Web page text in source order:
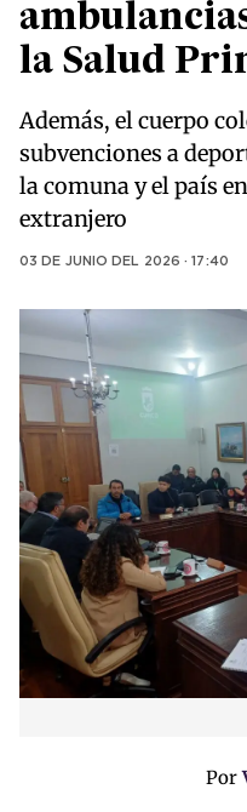
la Salud
Además, el cuerpo
subvenciones a
la comuna y el país
extranjero
03 DE JUNIO DEL 2026 · 17:40
Por